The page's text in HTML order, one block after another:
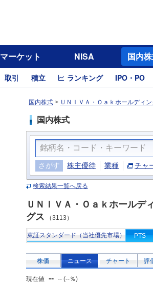
マーケット NISA 国内
取引 積立 ランキング IPO・PO
国内株式 > ＵＮＩＶＡ・Ｏａｋホールディ
国内株式
さがす 株主優待 業種 チャ
検索結果一覧へ戻る
ＵＮＩＶＡ・Ｏａｋホールデ
グス （3113）
東証スタンダード（当社優先市場） PTS
株価 ニュース チャート 評
現在値 -- -- (--％)